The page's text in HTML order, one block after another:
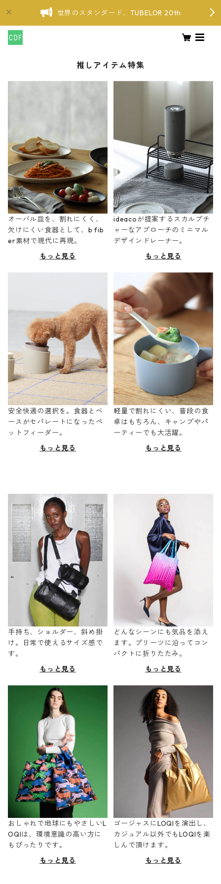
世界のスタンダード、TUBELOR 20th
推しアイテム特集
オーバル皿を、割れにくく、
欠けにくい食器として、b fib
er素材で現代に再現。
もっと見る
ideacoが提案するスカルプチ
ャーなアプローチのミニマル
デザインドレーナー。
もっと見る
安全快適の選択を。食器とベ
ースがセパレートになったペ
ットフィーダー。
もっと見る
軽量で割れにくい、普段の食
卓はもちろん、キャンプやパ
ーティーでも大活躍。
もっと見る
手持ち、ショルダー、斜め掛
け。日常で使えるサイズ感で
す。
もっと見る
どんなシーンにも気品を添え
ます。プリーツに沿ってコン
パクトに折りたたみ。
もっと見る
おしゃれで地球にもやさしいL
OQIは、環境意識の高い方に
もぴったりです。
もっと見る
ゴージャスにLOQIを演出し、
カジュアル以外でもLOQIを楽
しんで頂けます。
もっと見る